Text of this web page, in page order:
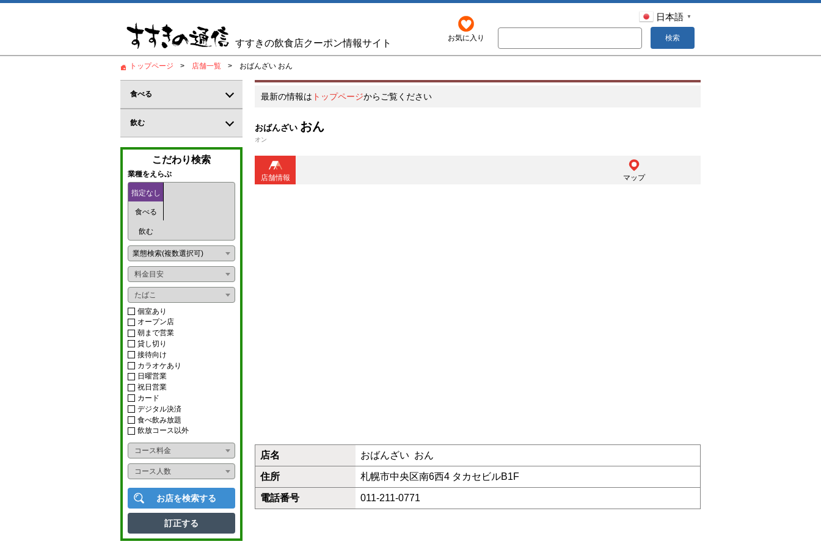
すすきの飲食店クーポン情報サイト お気に入り
日本語 ▼
検索
トップページ 店舗一覧 おばんざい おん
最新の情報は トップページからご覧ください
おばんざい おん
オン
店舗情報 マップ
店名 おばんざい おん
住所 札幌市中央区南6西4 タカセビルB1F
電話番号 011-211-0771
食べる
居酒屋
郷土料理
鍋料理
創作料理
海鮮料理
炉端
おばんざい
ダイニングバー
イタリアン
フレンチ
アジアンフード
タイ料理
中華料理
韓国料理
多国籍料理
寿司
かに料理
うなぎ
飲む
バー
カジュアルバー
コンカフェ
ガールズバー
パブ
パブスナック
ライブ
ショー
カラオケボックス
ナイトクラブ
スナック
ニュークラブ
ラウンジ
こだわり検索
業種をえらぶ
指定なし
食べる
飲む
業態検索(複数選択可)
料金目安
たばこ
個室あり
オープン店
朝まで営業
貸し切り
接待向け
カラオケあり
日曜営業
祝日営業
カード
デジタル決済
食べ飲み放題
飲放コース以外
コース料金
コース人数
お店を検索する
訂正する